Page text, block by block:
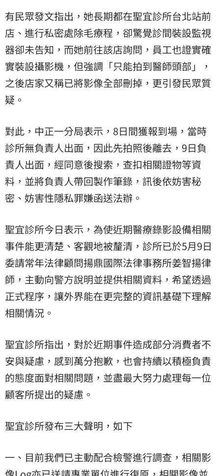
有民眾發文指出，她長期都在聖宜診所台北站前
店、進行私密處除毛療程，卻驚覺診間裝設監視
器卻未告知，而她前往該店詢問，員工也證實確
實裝設攝影機，但強調「只能拍到醫師頭部」，
之後店家又稱已將影像全部刪掉，更引發民眾質
疑。
對此，中正一分局表示，8日間獲報到場，當時
診所無負責人出面，因此先拍照後離去，9日負
責人出面，經同意後搜索，查扣相關證物等資
料，並將負責人帶回製作筆錄，訊後依妨害秘
密、妨害性隱私罪嫌函送法辦。
聖宜診所今日表示，為使近期醫療錄影設備相關
事件能更清楚、客觀地被釐清，診所已於5月9日
委請常年法律顧問揚鼎國際法律事務所姜智揚律
師，主動向警方說明並提供相關資料，希望透過
正式程序，讓外界能在更完整的資訊基礎下理解
相關情況。
聖宜診所指出，對於近期事件造成部分消費者不
安與疑慮，感到萬分抱歉，也會持續以積極負責
的態度面對相關問題，並盡最大努力處理每一位
顧客所提出的疑慮。
聖宜診所發布三大聲明，如下
一、目前我們已主動配合檢警進行調查，相關影